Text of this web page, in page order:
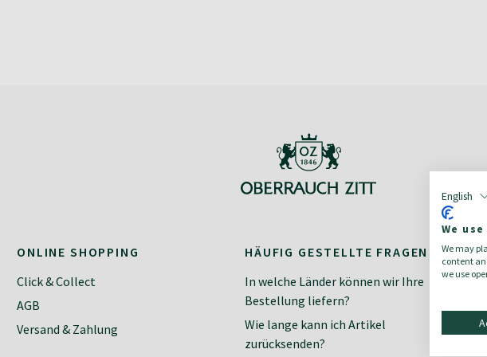
English
We
We may
content
we use
ONLINE SHOPPING
Click & Collect
AGB
Versand & Zahlung
HÄUFIG GESTELLTE FRAGEN
In welche Länder können wir Ihre
Bestellung liefern?
Wie lange kann ich Artikel
zurücksenden?